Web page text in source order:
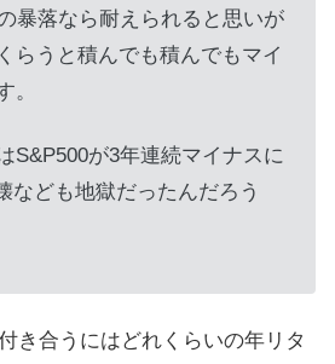
暴落なら耐えられると思いが
らうと積んでも積んでもマイ
。
S&P500が3年連続マイナスに
なども地獄だったんだろう
き合うにはどれくらいの年リタ